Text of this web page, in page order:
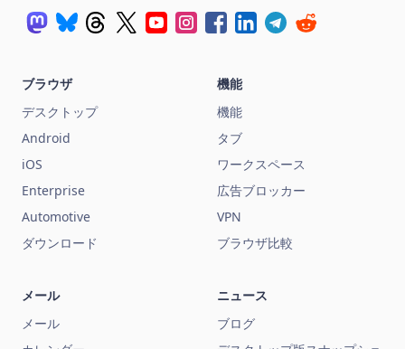
ブラウザ
デスクトップ
Android
iOS
Enterprise
Automotive
ダウンロード
機能
機能
タブ
ワークスペース
広告ブロッカー
VPN
ブラウザ比較
メール
メール
ニュース
ブログ